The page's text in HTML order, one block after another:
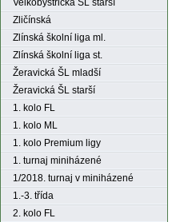
Velkobystřická ŠL starší
Zličínská
Zlínská školní liga ml.
Zlínská školní liga st.
Žeravická ŠL mladší
Žeravická ŠL starší
1. kolo FL
1. kolo ML
1. kolo Premium ligy
1. turnaj miniházené
1/2018. turnaj v miniházené
1.-3. třída
2. kolo FL